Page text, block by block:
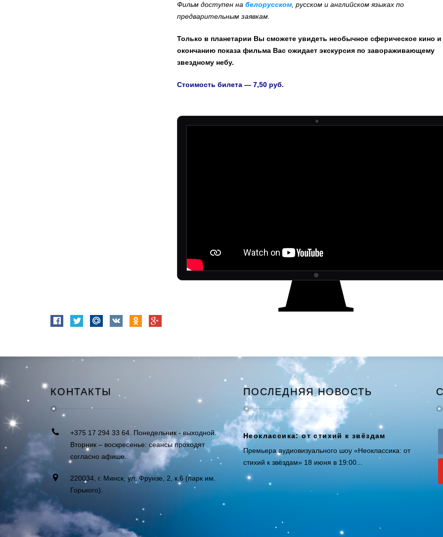
Фильм доступен набелорусском , русском и английском языках по
предварительным заявкам.
Только в планетарии Вы сможете увидеть необычное сферическое кино и
окончанию показа фильма Вас ожидает экскурсия по завораживающему
звездному небу.
Стоимость билета — 7,50 руб.
КОНТАКТЫ
+375 17 294 33 64. Понедельник - выходной.
Вторник – воскресенье: сеансы проходят
согласно афише.
220034, г. Минск, ул. Фрунзе, 2, к.6 (парк им.
Горького).
ПОСЛЕДНЯЯ НОВОСТЬ
Неоклассика: от стихий к звёздам
Премьера аудиовизуального шоу «Неоклассика: от
стихий к звёздам» 18 июня в 19:00...